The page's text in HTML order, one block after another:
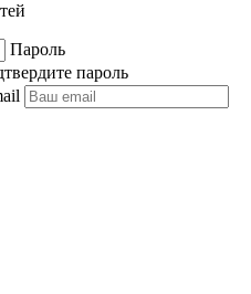
Пароль
пароль